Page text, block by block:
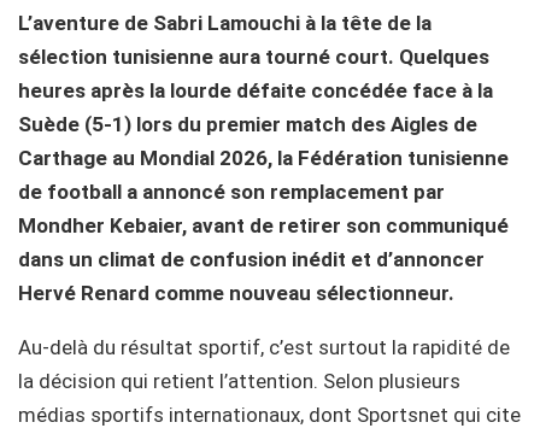
L’aventure de Sabri Lamouchi à la tête de la
sélection tunisienne aura tourné court. Quelques
heures après la lourde défaite concédée face à la
Suède (5-1) lors du premier match des Aigles de
Carthage au Mondial 2026, la Fédération tunisienne
de football a annoncé son remplacement par
Mondher Kebaier, avant de retirer son communiqué
dans un climat de confusion inédit et d’annoncer
Hervé Renard comme nouveau sélectionneur.
Au-delà du résultat sportif, c’est surtout la rapidité de
la décision qui retient l’attention. Selon plusieurs
médias sportifs internationaux, dont Sportsnet qui cite